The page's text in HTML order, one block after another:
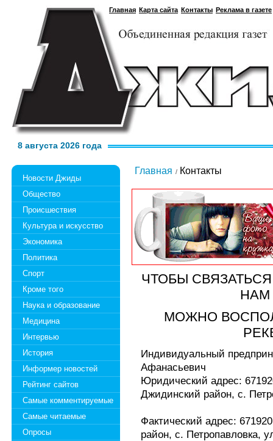
Главная Карта сайта Контакты Реклама в газете
8 августа 2026 года
Новости Джиды
Общество
Происшествия
Культура и искусство
Экономика
Политика
Спорт
Кроме того
Наука и образование
Медицина
Интервью
История
Информер новостей
Рейтинг сайтов
Самые комментируемые
Самые читаемые
Опросы
Главная Контакты
ЧТОБЫ
НАМ
МОЖНО
Индивидуальный
Афанасьевич
Юридический адрес:
Джидинский район, с.
Фактический адрес:
район, с. Петропавловка,